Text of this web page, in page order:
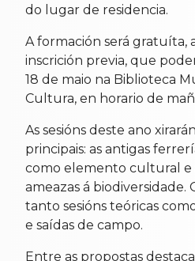
do lugar de residencia.
A formación será gratuíta,
inscrición previa, que
18 de maio na Biblioteca
Cultura, en horario de
As sesións deste ano
principais: as antigas
como elemento cultural e
ameazas á
tanto sesións teóricas
e saídas de campo.
Entre as propostas